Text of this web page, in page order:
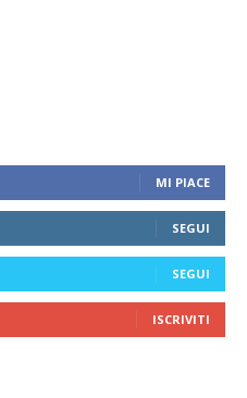
MI PIACE
SEGUI
SEGUI
ISCRIVITI